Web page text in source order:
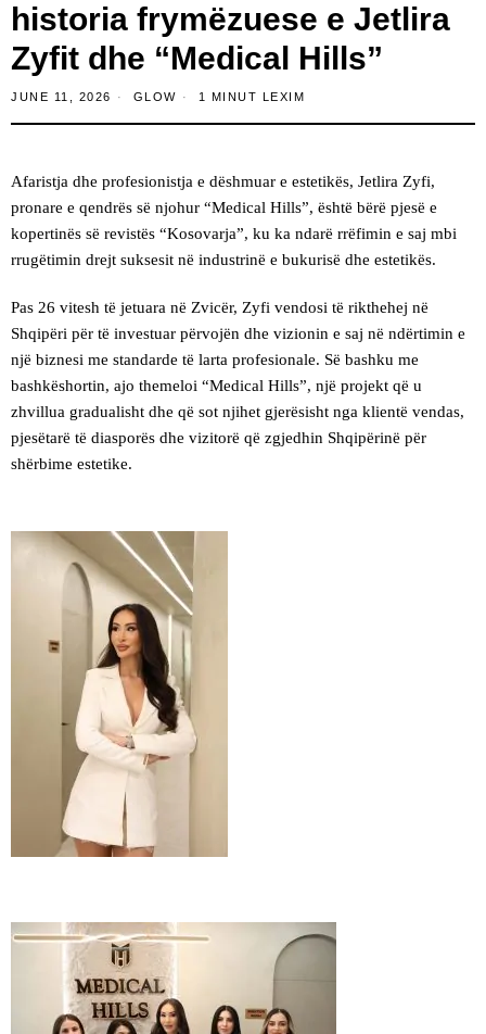
historia frymëzuese e Jetlira
Zyfit dhe “Medical Hills”
JUNE 11, 2026 GLOW 1 MINUT LEXIM
Afaristja dhe profesionistja e dëshmuar e estetikës, Jetlira Zyfi,
pronare e qendrës së njohur “Medical Hills”, është bërë pjesë e
kopertinës së revistës “Kosovarja”, ku ka ndarë rrëfimin e saj mbi
rrugëtimin drejt suksesit në industrinë e bukurisë dhe estetikës.
Pas 26 vitesh të jetuara në Zvicër, Zyfi vendosi të rikthehej në
Shqipëri për të investuar përvojën dhe vizionin e saj në ndërtimin e
një biznesi me standarde të larta profesionale. Së bashku me
bashkëshortin, ajo themeloi “Medical Hills”, një projekt që u
zhvillua gradualisht dhe që sot njihet gjerësisht nga klientë vendas,
pjesëtarë të diasporës dhe vizitorë që zgjedhin Shqipërinë për
shërbime estetike.